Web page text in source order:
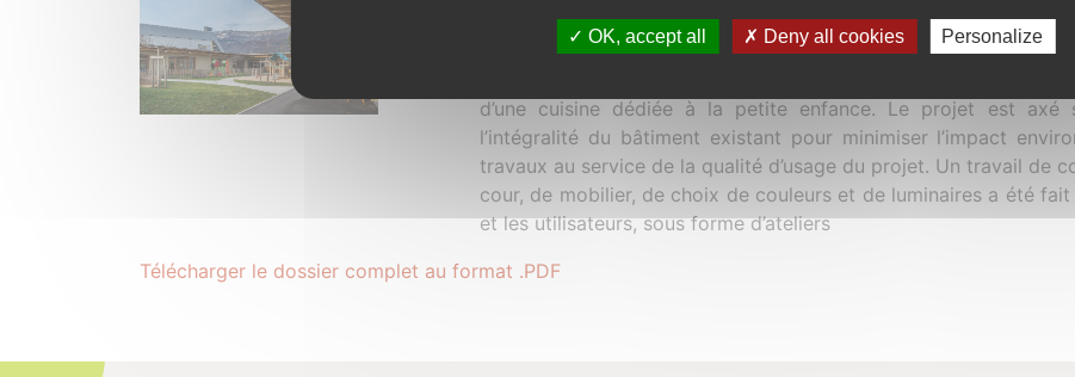
équipement affecté à la petite enfance. Situé au coeur du
projet permet de doter ce quartier très peuplé d’un service
Pontoises en créant un établissement d’accueil de jeunes
d’une cuisine dédiée à la petite enfance. Le projet est
l’intégralité du bâtiment existant pour minimiser l’impact
travaux au service de la qualité d’usage du projet. Un travail de
cour, de mobilier, de choix de couleurs et de luminaires a été
et les utilisateurs, sous forme d’ateliers
Télécharger le dossier complet au format .PDF
OK, accept all Deny all cookies Personalize